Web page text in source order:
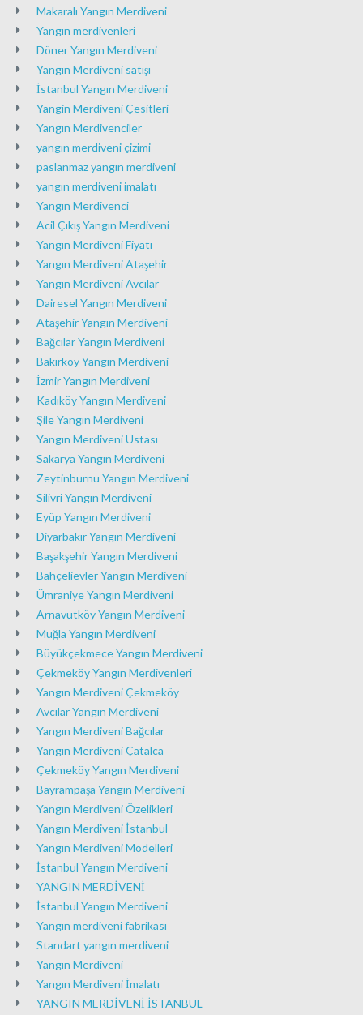
Makaralı Yangın Merdiveni
Yangın merdivenleri
Döner Yangın Merdiveni
Yangın Merdiveni satışı
İstanbul Yangın Merdiveni
Yangin Merdiveni Çesitleri
Yangın Merdivenciler
yangın merdiveni çizimi
paslanmaz yangın merdiveni
yangın merdiveni imalatı
Yangın Merdivenci
Acil Çıkış Yangın Merdiveni
Yangın Merdiveni Fiyatı
Yangın Merdiveni Ataşehir
Yangın Merdiveni Avcılar
Dairesel Yangın Merdiveni
Ataşehir Yangın Merdiveni
Bağcılar Yangın Merdiveni
Bakırköy Yangın Merdiveni
İzmir Yangın Merdiveni
Kadıköy Yangın Merdiveni
Şile Yangın Merdiveni
Yangın Merdiveni Ustası
Sakarya Yangın Merdiveni
Zeytinburnu Yangın Merdiveni
Silivri Yangın Merdiveni
Eyüp Yangın Merdiveni
Diyarbakır Yangın Merdiveni
Başakşehir Yangın Merdiveni
Bahçelievler Yangın Merdiveni
Ümraniye Yangın Merdiveni
Arnavutköy Yangın Merdiveni
Muğla Yangın Merdiveni
Büyükçekmece Yangın Merdiveni
Çekmeköy Yangın Merdivenleri
Yangın Merdiveni Çekmeköy
Avcılar Yangın Merdiveni
Yangın Merdiveni Bağcılar
Yangın Merdiveni Çatalca
Çekmeköy Yangın Merdiveni
Bayrampaşa Yangın Merdiveni
Yangın Merdiveni Özelikleri
Yangın Merdiveni İstanbul
Yangın Merdiveni Modelleri
İstanbul Yangın Merdiveni
YANGIN MERDİVENİ
İstanbul Yangın Merdiveni
Yangın merdiveni fabrikası
Standart yangın merdiveni
Yangın Merdiveni
Yangın Merdiveni İmalatı
YANGIN MERDİVENİ İSTANBUL